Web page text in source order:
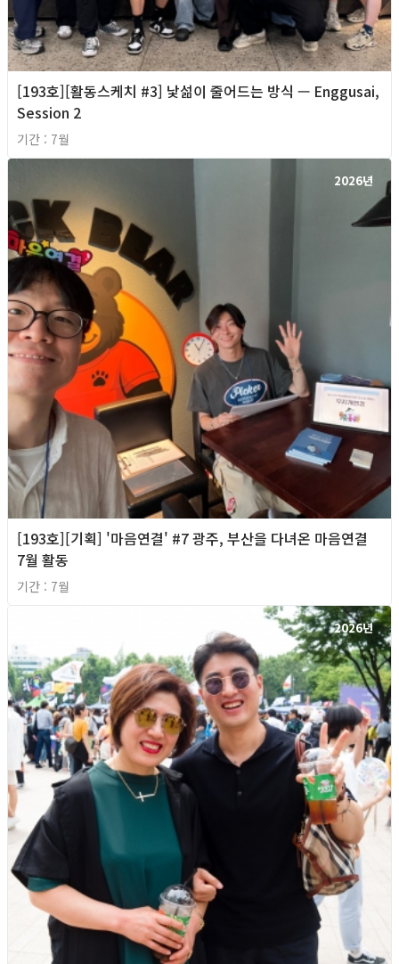
[193호][활동스케치 #3] 낯섦이 줄어드는 방식 — Enggusai,
Session 2
기간 : 7월
2026년
[193호][기획] '마음연결' #7 광주, 부산을 다녀온 마음연결
7월 활동
기간 : 7월
2026년